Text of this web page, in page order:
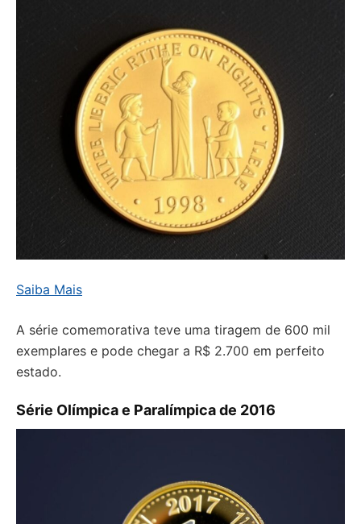
Saiba Mais
A série comemorativa teve uma tiragem de 600 mil
exemplares e pode chegar a R$ 2.700 em perfeito
estado.
Série Olímpica e Paralímpica de 2016